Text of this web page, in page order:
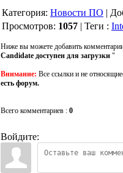
Категория: Новости ПО |
Просмотров: 1057 | Теги :
Ниже вы можете добавить
Candidate доступен для загрузки "
Внимание: Все ссылки и не
есть форум.
Всего комментариев : 0
Войдите: